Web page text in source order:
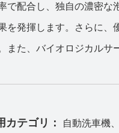
で配合し、独自の濃密な
を発揮します。さらに、
また、バイオロジカルサ
カテゴリ： 自動洗車機